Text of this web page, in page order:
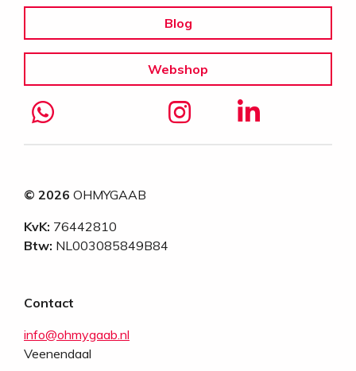
Blog
Webshop
© 2026 OHMYGAAB
KvK: 76442810
Btw: NL003085849B84
Contact
info@ohmygaab.nl
Veenendaal